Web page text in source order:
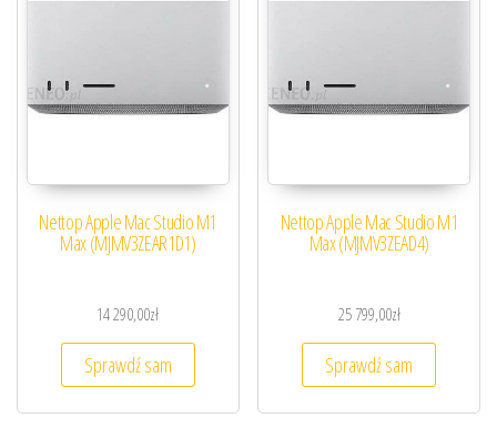
Nettop Apple Mac Studio M1
Max (MJMV3ZEAR1D1)
14 290,00zł
Sprawdź sam
Nettop Apple Mac Studio M1
Max (MJMV3ZEAD4)
25 799,00zł
Sprawdź sam